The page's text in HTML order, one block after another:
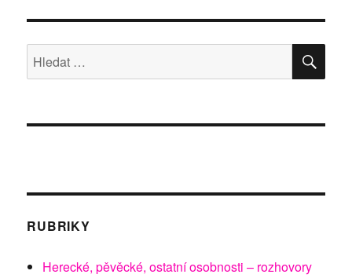
Hledat:
RUBRIKY
Herecké, pěvěcké, ostatní osobnosti – rozhovory